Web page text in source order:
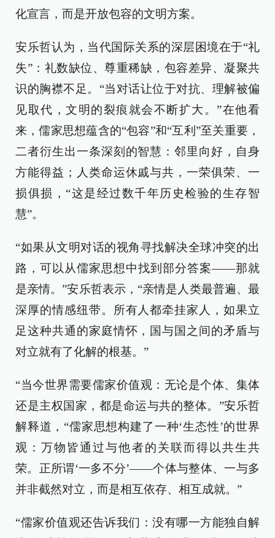
化宣言，而是开放包容的文明方案。
安乐哲认为，当代国际关系的深层困境在于“礼
失”：礼数缺位、尊重稀缺，包容差异、凝聚共
识的胸襟不足。“当对话让位于对抗、理解被偏
见取代，文明的裂痕就会不断扩大。”在他看
来，儒家思想蕴含的“包容”和“互利”至关重要，
二者衍生出一条深刻的智慧：邻里向好，自身
方能得益；人类命运休戚与共，一荣俱荣、一
损俱损，“这是经过数千年历史检验的生存智
慧”。
“如果从文明对话的视角寻找解决全球冲突的出
路，可以从儒家思想中找到部分答案——那就
是亲情。”安乐哲表示，“亲情是人类最普遍、最
深厚的情感纽带。所有人都牵挂家人，如果立
足这种共通的家庭情怀，国与国之间的矛盾与
对立就有了化解的根基。”
“当今世界需要儒家价值观：无论是个体、集体
还是主权国家，都是命运与共的整体。”安乐哲
解释道，“儒家思想构建了一种‘生态性’的世界
观：万物皆通过与他者的关联而得以共生共
荣。正所谓‘一多不分’——个体与整体、一与多
并非截然对立，而是相互依存、相互成就。”
“儒家价值观还告诉我们：没有哪一方能独自解